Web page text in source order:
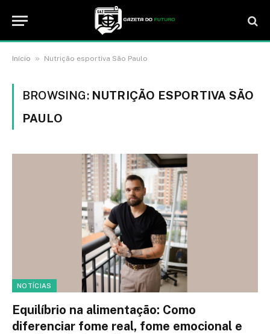
Início » Nutrição esportiva São Paulo
BROWSING: NUTRIÇÃO ESPORTIVA SÃO
PAULO
NOTÍCIAS
Equilíbrio na alimentação: Como
diferenciar fome real, fome emocional e